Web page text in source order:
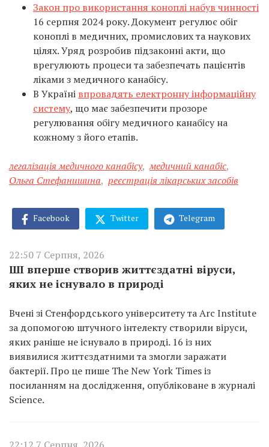
Закон про використання коноплі набув чинності
16 серпня 2024 року. Документ регулює обіг
коноплі в медичних, промислових та наукових
цілях. Уряд розробив підзаконні акти, що
врегулюють процеси та забезпечать пацієнтів
ліками з медичного канабісу.
В Україні впровадять електронну інформаційну
систему, що має забезпечити прозоре
регулювання обігу медичного канабісу на
кожному з його етапів.
легалізація медичного канабісу, медичний канабіс,
Ольга Стефанишина, реєстрація лікарських засобів
Facebook Twitter Telegram
22:50 7 Серпня, 2026
ШІ вперше створив життєздатні віруси,
яких не існувало в природі
Вчені зі Стенфордського університету та Arc Institute
за допомогою штучного інтелекту створили віруси,
яких раніше не існувало в природі. 16 із них
виявилися життєздатними та змогли заражати
бактерії. Про це пише The New York Times із
посиланням на дослідження, опубліковане в журналі
Science.
22:12 7 Серпня, 2026